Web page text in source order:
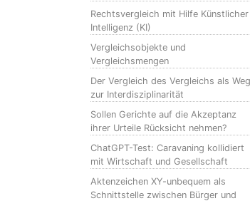
Rechtsvergleich mit Hilfe Künstlicher
Intelligenz (KI)
Vergleichsobjekte und
Vergleichsmengen
Der Vergleich des Vergleichs als Weg
zur Interdisziplinarität
Sollen Gerichte auf die Akzeptanz
ihrer Urteile Rücksicht nehmen?
ChatGPT-Test: Caravaning kollidiert
mit Wirtschaft und Gesellschaft
Aktenzeichen XY-unbequem als
Schnittstelle zwischen Bürger und